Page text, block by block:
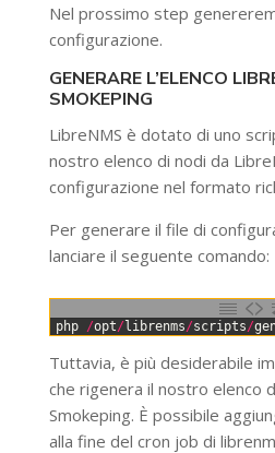
Nel prossimo step
configurazione.
GENERARE L’ELENCO
SMOKEPING
LibreNMS è dotato di uno
nostro elenco di nodi da
configurazione nel formato
Per generare il file di
lanciare il seguente comando:
php /opt/librenms/scripts/
Tuttavia, è più desiderabile
che rigenera il nostro elenco
Smokeping. È possibile
alla fine del cron job di